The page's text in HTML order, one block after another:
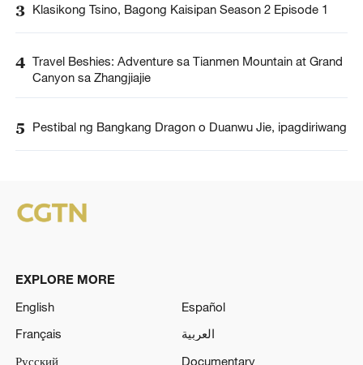
3 Klasikong Tsino, Bagong Kaisipan Season 2 Episode 1
4 Travel Beshies: Adventure sa Tianmen Mountain at Grand
Canyon sa Zhangjiajie
5 Pestibal ng Bangkang Dragon o Duanwu Jie, ipagdiriwang
EXPLORE MORE
English
Español
Français
العربية
Русский
Documentary